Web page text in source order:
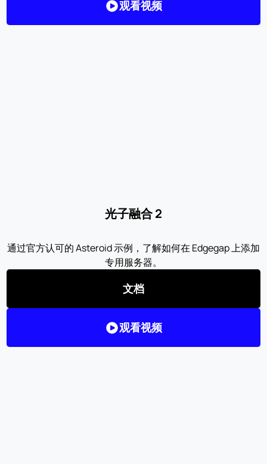
观看视频
光子融合 2
通过官方认可的 Asteroid 示例，了解如何在 Edgegap 上添加
专用服务器。
文档
观看视频